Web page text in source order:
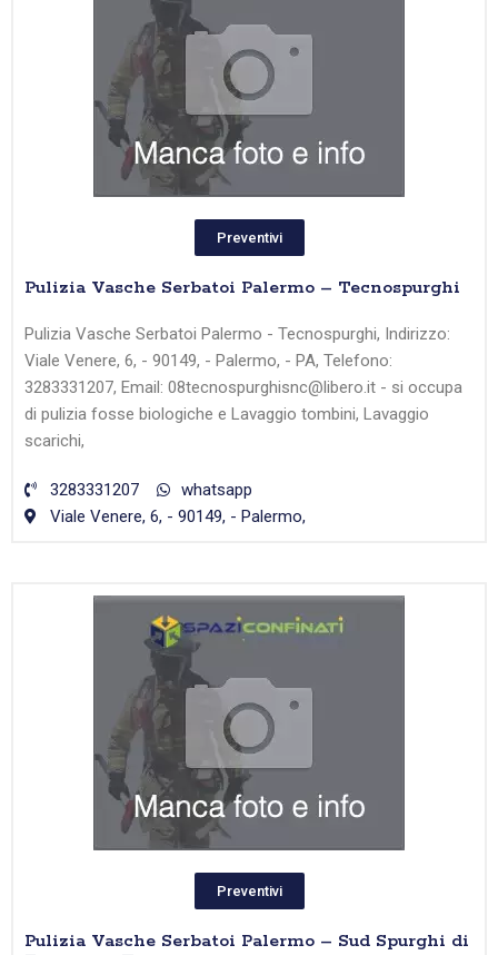
Preventivi
Pulizia Vasche Serbatoi Palermo – Tecnospurghi
Pulizia Vasche Serbatoi Palermo - Tecnospurghi, Indirizzo:
Viale Venere, 6, - 90149, - Palermo, - PA, Telefono:
3283331207, Email: 08tecnospurghisnc@libero.it - si occupa
di pulizia fosse biologiche e Lavaggio tombini, Lavaggio
scarichi,
3283331207
whatsapp
Viale Venere, 6, - 90149, - Palermo,
Preventivi
Pulizia Vasche Serbatoi Palermo – Sud Spurghi di